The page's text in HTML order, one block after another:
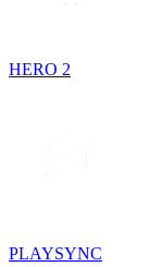
HERO 2
PLAYSYNC